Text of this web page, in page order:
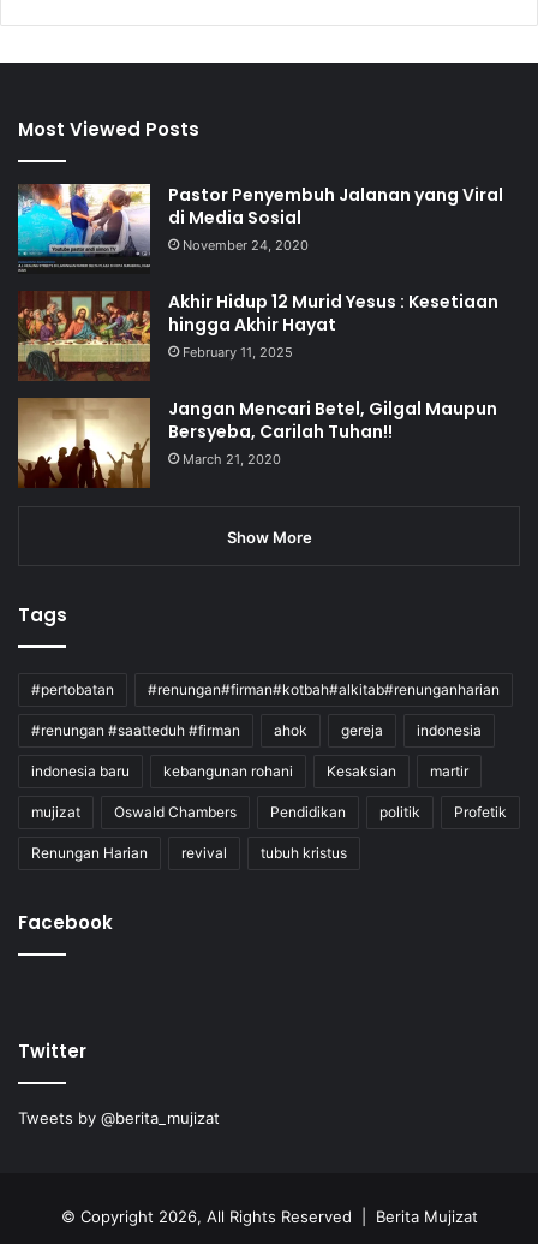
Most Viewed Posts
Pastor Penyembuh Jalanan yang Viral
di Media Sosial
November 24, 2020
Akhir Hidup 12 Murid Yesus : Kesetiaan
hingga Akhir Hayat
February 11, 2025
Jangan Mencari Betel, Gilgal Maupun
Bersyeba, Carilah Tuhan!!
March 21, 2020
Show More
Tags
#pertobatan #renungan#firman#kotbah#alkitab#renunganharian
#renungan #saatteduh #firman ahok gereja indonesia
indonesia baru kebangunan rohani Kesaksian martir
mujizat Oswald Chambers Pendidikan politik Profetik
Renungan Harian revival tubuh kristus
Facebook
Twitter
Tweets by @berita_mujizat
© Copyright 2026, All Rights Reserved | Berita Mujizat